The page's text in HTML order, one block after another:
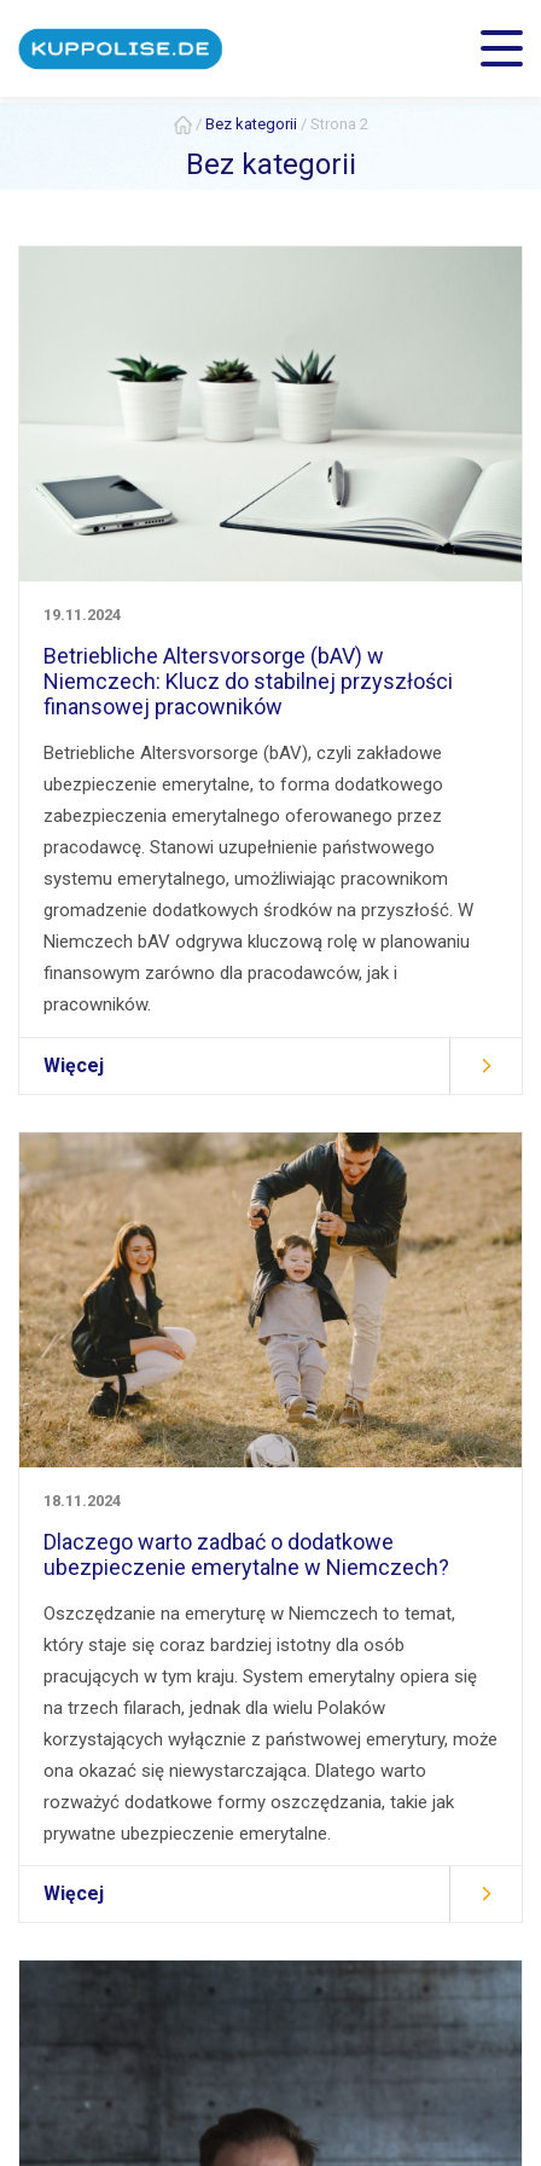
/ Bez kategorii/ Strona 2
Bez kategorii
19.11.2024
Betriebliche Altersvorsorge (bAV) w
Niemczech: Klucz do stabilnej przyszłości
finansowej pracowników
Betriebliche Altersvorsorge (bAV), czyli zakładowe
ubezpieczenie emerytalne, to forma dodatkowego
zabezpieczenia emerytalnego oferowanego przez
pracodawcę. Stanowi uzupełnienie państwowego
systemu emerytalnego, umożliwiając pracownikom
gromadzenie dodatkowych środków na przyszłość. W
Niemczech bAV odgrywa kluczową rolę w planowaniu
finansowym zarówno dla pracodawców, jak i
pracowników.
Więcej
18.11.2024
Dlaczego warto zadbać o dodatkowe
ubezpieczenie emerytalne w Niemczech?
Oszczędzanie na emeryturę w Niemczech to temat,
który staje się coraz bardziej istotny dla osób
pracujących w tym kraju. System emerytalny opiera się
na trzech filarach, jednak dla wielu Polaków
korzystających wyłącznie z państwowej emerytury, może
ona okazać się niewystarczająca. Dlatego warto
rozważyć dodatkowe formy oszczędzania, takie jak
prywatne ubezpieczenie emerytalne.
Więcej